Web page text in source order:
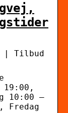
| Tilbud
19:00,
10:00 –
Fredag